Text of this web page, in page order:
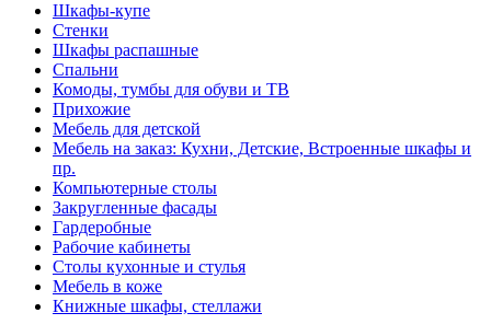
Шкафы-купе
Стенки
Шкафы распашные
Спальни
Комоды, тумбы для обуви и ТВ
Прихожие
Мебель для детской
Мебель на заказ: Кухни, Детские, Встроенные шкафы и
пр.
Компьютерные столы
Закругленные фасады
Гардеробные
Рабочие кабинеты
Столы кухонные и стулья
Мебель в коже
Книжные шкафы, стеллажи